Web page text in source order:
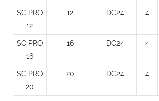
SC PRO
12
12 DC24 4
SC PRO
16
16 DC24 4
SC PRO
20
20 DC24 4